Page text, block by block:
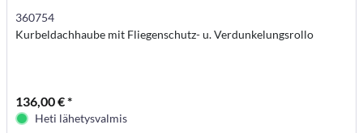
360754
Kurbeldachhaube mit Fliegenschutz- u. Verdunkelungsrollo
136,00 € *
Heti lähetysvalmis